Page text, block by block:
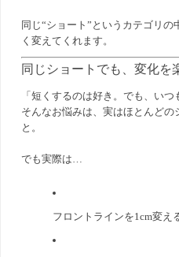
同じ“ショート”というカテゴリ
く変えてくれます。
同じショートでも、変化を
「短くするのは好き。でも、い
そんなお悩みは、実はほとんどの
と。
でも実際は…
フロントラインを1cm変え